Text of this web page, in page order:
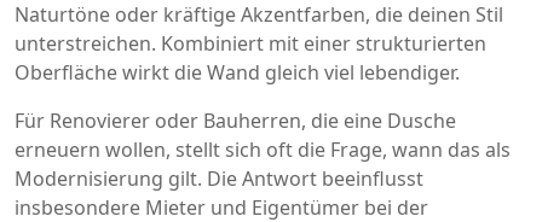
Naturtöne oder kräftige Akzentfarben, die deinen Stil
unterstreichen. Kombiniert mit einer strukturierten
Oberfläche wirkt die Wand gleich viel lebendiger.
Für Renovierer oder Bauherren, die eine Dusche
erneuern wollen, stellt sich oft die Frage, wann das als
Modernisierung gilt. Die Antwort beeinflusst
insbesondere Mieter und Eigentümer bei der